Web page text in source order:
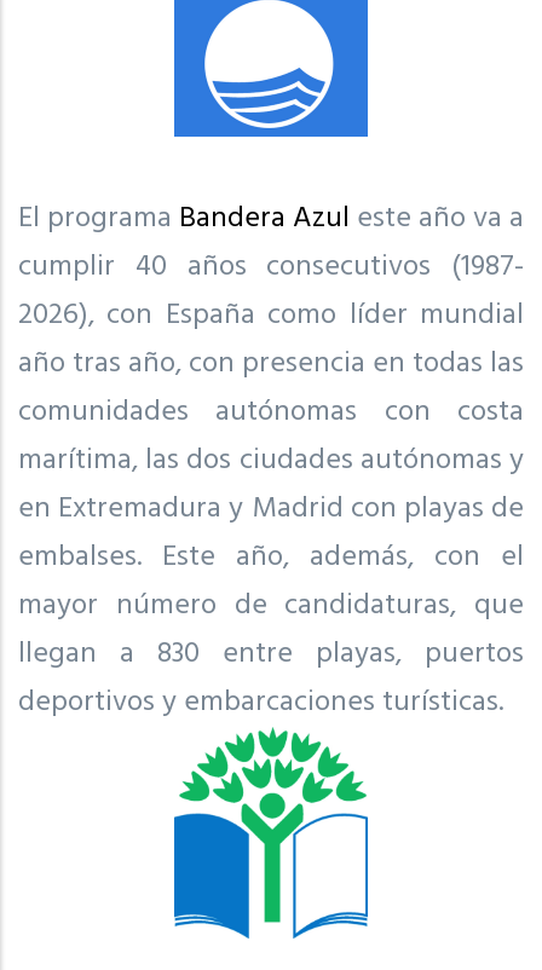
El programa Bandera Azul este año va a
cumplir 40 años consecutivos (1987-
2026), con España como líder mundial
año tras año, con presencia en todas las
comunidades autónomas con costa
marítima, las dos ciudades autónomas y
en Extremadura y Madrid con playas de
embalses. Este año, además, con el
mayor número de candidaturas, que
llegan a 830 entre playas, puertos
deportivos y embarcaciones turísticas.